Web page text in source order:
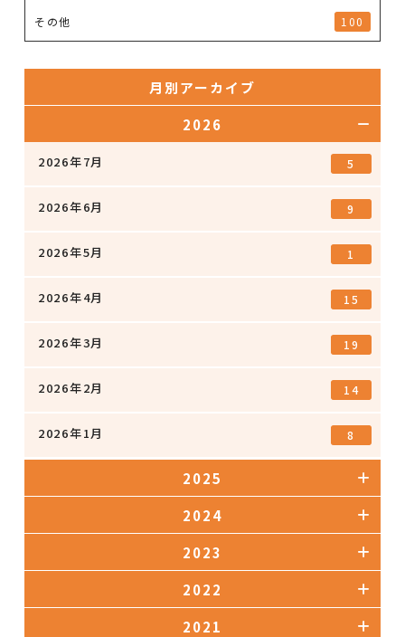
その他 100
月別アーカイブ
2026
2026年7月 5
2026年6月 9
2026年5月 1
2026年4月 15
2026年3月 19
2026年2月 14
2026年1月 8
2025
2024
2023
2022
2021